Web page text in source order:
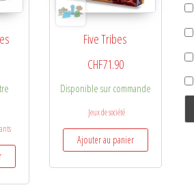
Five Tribes
CHF71.90
Disponible sur commande
Jeux de société
Ajouter au panier